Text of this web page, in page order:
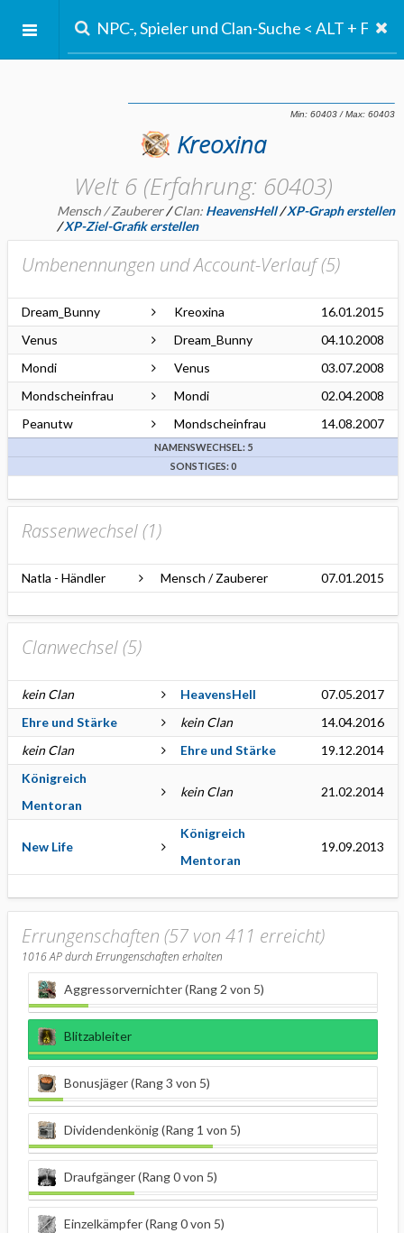
Kreoxina
Welt 6 (Erfahrung: 60403)
Mensch / Zauberer/Clan: HeavensHell /XP-Graph erstellen
/XP-Ziel-Grafik erstellen
Umbenennungen und Account-Verlauf (5)
Dream_Bunny Kreoxina
16.01.2015
Venus
Dream_Bunny
04.10.2008
Mondi
Venus
03.07.2008
Mondscheinfrau
Mondi
02.04.2008
Peanutw
Mondscheinfrau 14.08.2007
NAMENSWECHSEL: 5
SONSTIGES: 0
Rassenwechsel (1)
Natla - Händler Mensch / Zauberer 07.01.2015
Clanwechsel (5)
kein Clan HeavensHell
07.05.2017
Ehre und Stärke
kein Clan
14.04.2016
kein Clan
Ehre und Stärke
19.12.2014
Königreich
Mentoran
kein Clan 21.02.2014
New Life
Königreich
Mentoran
19.09.2013
Errungenschaften (57 von 411 erreicht)
1016AP durch Errungenschaften erhalten
Aggressorvernichter (Rang 2 von 5)
Blitzableiter
Bonusjäger (Rang 3 von 5)
Dividendenkönig (Rang 1 von 5)
Draufgänger (Rang 0 von 5)
Einzelkämpfer (Rang 0 von 5)